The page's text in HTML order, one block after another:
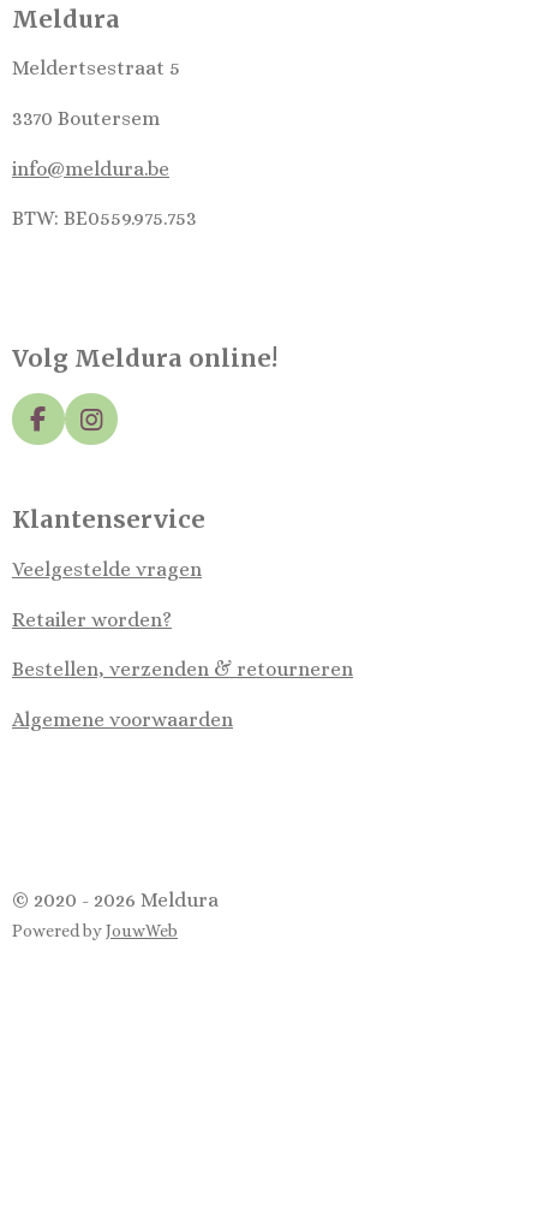
Meldura
Meldertsestraat 5
3370 Boutersem
info@meldura.be
BTW: BE0559.975.753
Volg Meldura online!
F
a
b
o
I
n
a
r
m
Klantenservice
Veelgestelde vragen
Retailer worden?
Bestellen, verzenden & retourneren
Algemene voorwaarden
© 2020 - 2026 Meldura
Powered byJouwWeb